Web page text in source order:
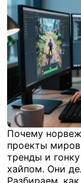
Почему
проекты
тренды и
хайпом. Они